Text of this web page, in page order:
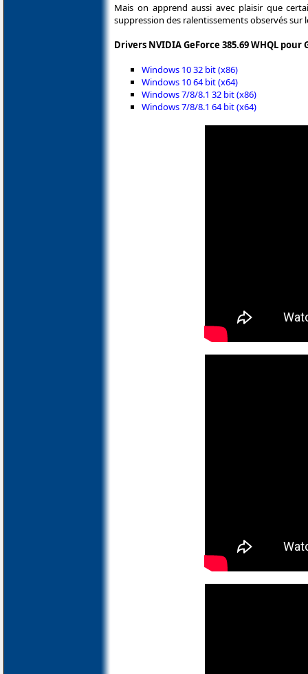
Mais on apprend aussi avec plaisir que
suppression des ralentissements observés sur
Drivers NVIDIA GeForce 385.69 WHQL
Windows 10 32 bit (x86)
Windows 10 64 bit (x64)
Windows 7/8/8.1 32 bit (x86)
Windows 7/8/8.1 64 bit (x64)